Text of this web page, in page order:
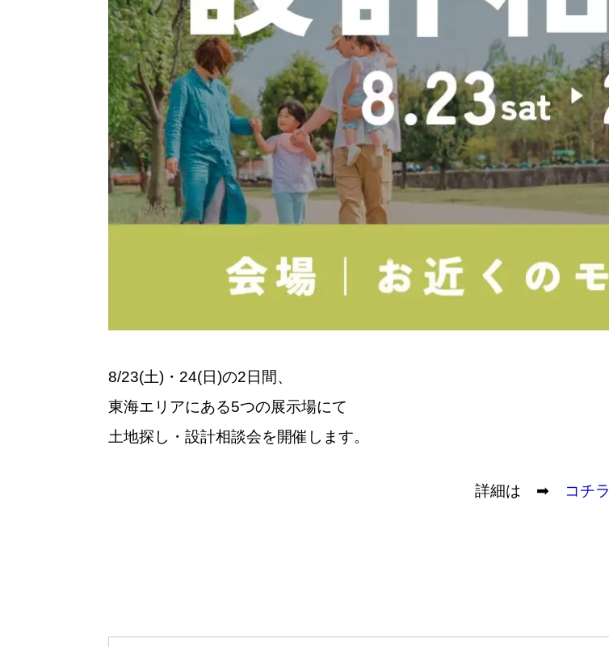
8/23(土)・24(日)の2日間、
東海エリアにある5つの展示場にて
土地探し・設計相談会を開催します。
詳細は ➡ コチラ